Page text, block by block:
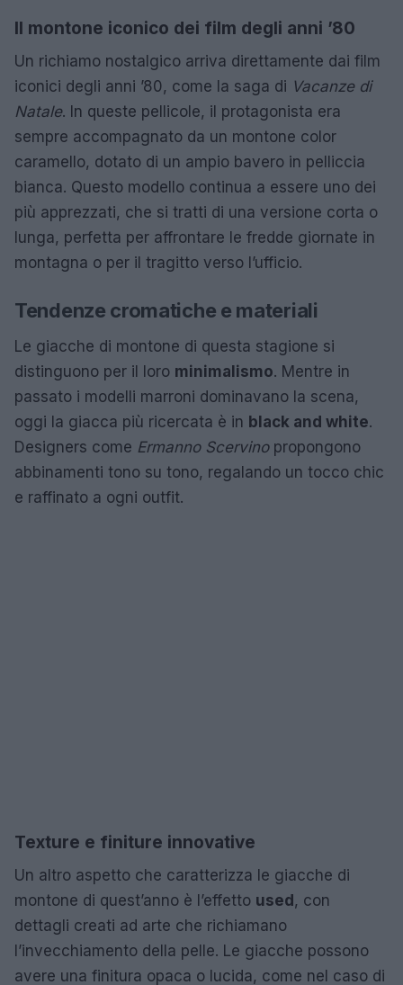
Il montone iconico dei film degli anni ’80
Un richiamo nostalgico arriva direttamente dai film
iconici degli anni ’80, come la saga di Vacanze di
Natale. In queste pellicole, il protagonista era
sempre accompagnato da un montone color
caramello, dotato di un ampio bavero in pelliccia
bianca. Questo modello continua a essere uno dei
più apprezzati, che si tratti di una versione corta o
lunga, perfetta per affrontare le fredde giornate in
montagna o per il tragitto verso l’ufficio.
Tendenze cromatiche e materiali
Le giacche di montone di questa stagione si
distinguono per il loro minimalismo. Mentre in
passato i modelli marroni dominavano la scena,
oggi la giacca più ricercata è in black and white.
Designers come Ermanno Scervinopropongono
abbinamenti tono su tono, regalando un tocco chic
e raffinato a ogni outfit.
Texture e finiture innovative
Un altro aspetto che caratterizza le giacche di
montone di quest’anno è l’effetto used, con
dettagli creati ad arte che richiamano
l’invecchiamento della pelle. Le giacche possono
avere una finitura opaca o lucida, come nel caso di